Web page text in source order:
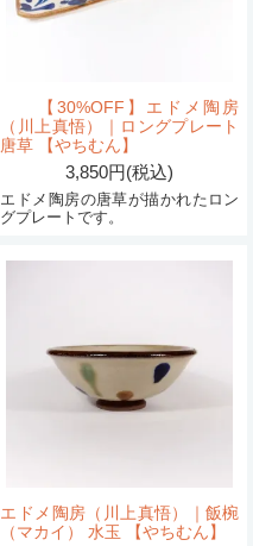
【30%OFF】エドメ陶房
（川上真悟）｜ロングプレート
唐草 【やちむん】
3,850円(税込)
エドメ陶房の唐草が描かれたロン
グプレートです。
エドメ陶房（川上真悟）｜飯椀
（マカイ） 水玉 【やちむん】